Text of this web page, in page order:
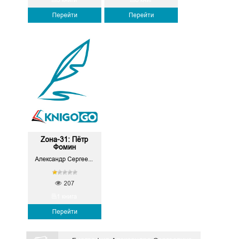
Перейти Перейти
Zона-31: Пётр
Фомин
Александр Сергеевич Конторович
Перейти
207